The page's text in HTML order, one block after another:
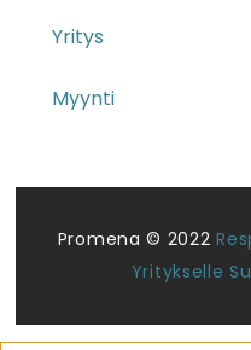
Yritys
Myynti
Promena © 2022
Yritykselle